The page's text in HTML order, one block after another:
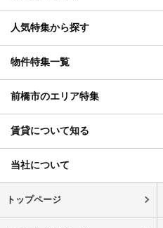
人気特集から探す
物件特集一覧
前橋市のエリア特集
賃貸について知る
当社について
トップページ